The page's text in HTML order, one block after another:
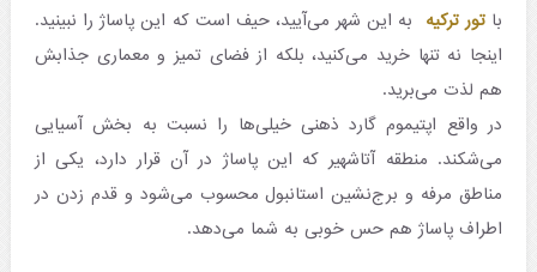
با تور ترکیه
به این شهر می‌آیید، حیف است که این پاساژ را نبینید.
اینجا نه تنها خرید می‌کنید، بلکه از فضای تمیز و معماری جذابش
هم لذت می‌برید.
در واقع اپتیموم گارد ذهنی خیلی‌ها را نسبت به بخش آسیایی
می‌شکند. منطقه آتاشهیر که این پاساژ در آن قرار دارد، یکی از
مناطق مرفه و برج‌نشین استانبول محسوب می‌شود و قدم زدن در
اطراف پاساژ هم حس خوبی به شما می‌دهد.